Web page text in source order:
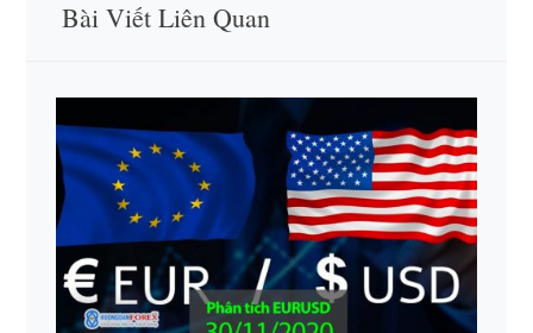
Bài Viết Liên Quan